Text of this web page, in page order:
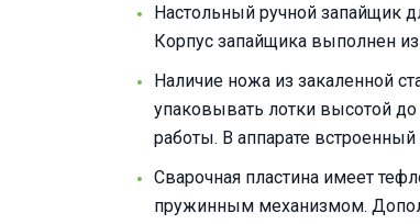
Настольный ручной запайщик
Корпус запайщика выполнен
Наличие ножа из закаленной
упаковывать лотки высотой
работы. В аппарате
Сварочная пластина имеет
пружинным механизмом.